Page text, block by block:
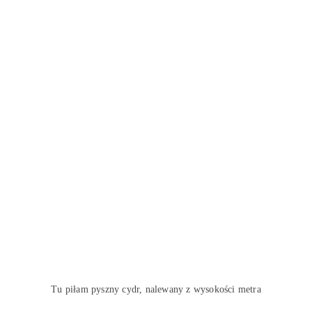
Tu piłam pyszny cydr, nalewany z wysokości metra